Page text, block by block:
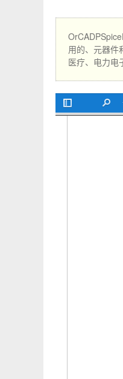
用的、元器件
医疗、电力电